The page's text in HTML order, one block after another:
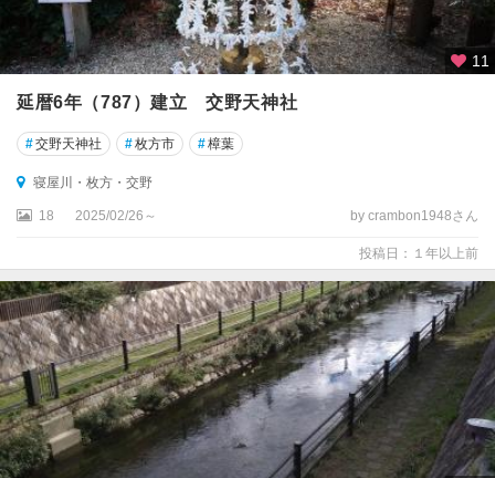
11
延暦6年（787）建立 交野天神社
#交野天神社 #枚方市 #樟葉
寝屋川・枚方・交野
18 2025/02/26～ by crambon1948さん
投稿日：１年以上前